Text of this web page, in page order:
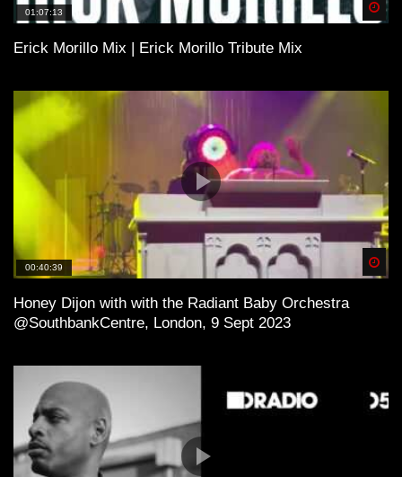
01:07:13
Erick Morillo Mix | Erick Morillo Tribute Mix
00:40:39
Honey Dijon with with the Radiant Baby Orchestra
@SouthbankCentre, London, 9 Sept 2023